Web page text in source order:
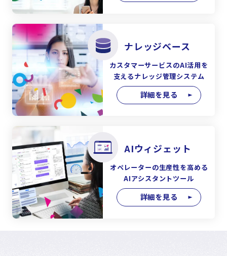
ナレッジベース
カスタマーサービスのAI活用を
支えるナレッジ管理システム
詳細を見る
AIウィジェット
オペレーターの生産性を高める
AIアシスタントツール
詳細を見る